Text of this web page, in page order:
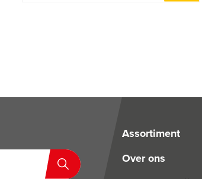
Zoeken
Assortiment
Over ons